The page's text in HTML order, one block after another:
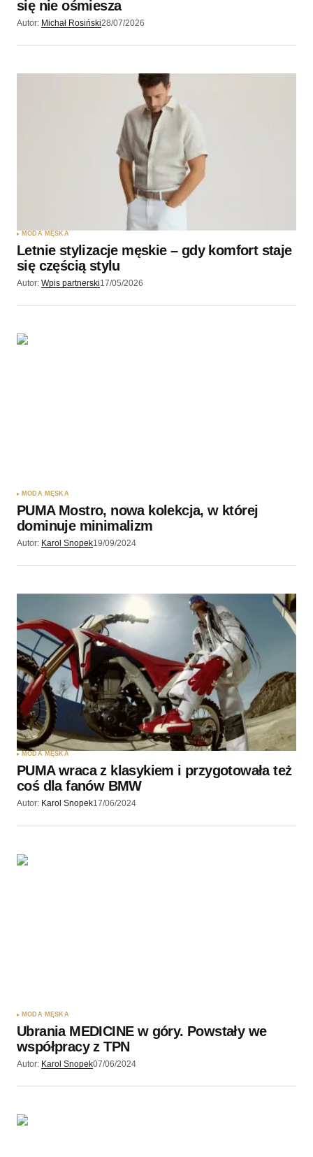
się nie ośmiesza
Autor: Michał Rosiński28/07/2026
MODA MĘSKA
Letnie stylizacje męskie – gdy komfort staje
się częścią stylu
Autor: Wpis partnerski17/05/2026
MODA MĘSKA
PUMA Mostro, nowa kolekcja, w której
dominuje minimalizm
Autor: Karol Snopek19/09/2024
MODA MĘSKA
PUMA wraca z klasykiem i przygotowała też
coś dla fanów BMW
Autor: Karol Snopek17/06/2024
MODA MĘSKA
Ubrania MEDICINE w góry. Powstały we
współpracy z TPN
Autor: Karol Snopek07/06/2024